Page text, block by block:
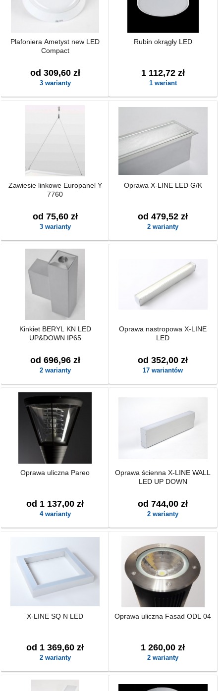
Plafoniera Ametyst new LED
Compact
od 309,60 zł
3 warianty
Rubin okrągły LED
1 112,72 zł
1 wariant
Zawiesie linkowe Europanel Y
7760
od 75,60 zł
3 warianty
Oprawa X-LINE LED G/K
od 479,52 zł
2 warianty
Kinkiet BERYL KN LED
UP&DOWN IP65
od 696,96 zł
2 warianty
Oprawa nastropowa X-LINE
LED
od 352,00 zł
17 wariantów
Oprawa uliczna Pareo
od 1 137,00 zł
4 warianty
Oprawa ścienna X-LINE WALL
LED UP DOWN
od 744,00 zł
2 warianty
X-LINE SQ N LED
od 1 369,60 zł
2 warianty
Oprawa uliczna Fasad ODL 04
1 260,00 zł
2 warianty